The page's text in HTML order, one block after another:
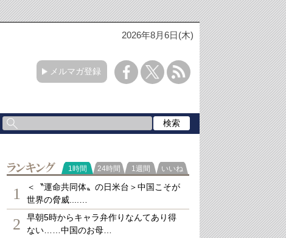
2026年8月6日(木)
メルマガ登録
ランキング
1時間 24時間 1週間 いいね
1
＜〝運命共同体〟の日米台＞中国こそが
世界の脅威....…
2
早朝5時からキャラ弁作りなんてあり得
ない……中国のお母…